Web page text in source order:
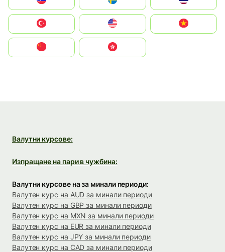
United States
中國香港特別行政區
Валутни курсове:
Изпращане на пари в чужбина:
Валутни курсове на за минали периоди:
Валутен курс на AUD за минали периоди
Валутен курс на GBP за минали периоди
Валутен курс на MXN за минали периоди
Валутен курс на EUR за минали периоди
Валутен курс на JPY за минали периоди
Валутен курс на CAD за минали периоди